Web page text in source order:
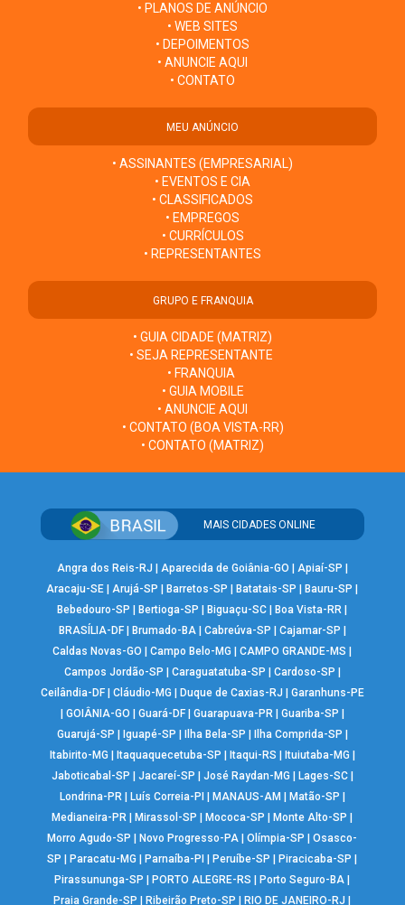
• PLANOS DE ANÚNCIO
• WEB SITES
• DEPOIMENTOS
• ANUNCIE AQUI
• CONTATO
MEU ANÚNCIO
• ASSINANTES (EMPRESARIAL)
• EVENTOS E CIA
• CLASSIFICADOS
• EMPREGOS
• CURRÍCULOS
• REPRESENTANTES
GRUPO E FRANQUIA
• GUIA CIDADE (MATRIZ)
• SEJA REPRESENTANTE
• FRANQUIA
• GUIA MOBILE
• ANUNCIE AQUI
• CONTATO (BOA VISTA-RR)
• CONTATO (MATRIZ)
MAIS CIDADES ONLINE
Angra dos Reis-RJ Aparecida de Goiânia-GO Apiaí-SP
Aracaju-SE |Arujá-SP Barretos-SP Batatais-SP Bauru-SP
Bebedouro-SP
Bertioga-SP Biguaçu-SC Boa Vista-RR
BRASÍLIA-DF| Brumado-BA| Cabreúva-SP Cajamar-SP
Caldas Novas-GO
|Campo Belo-MG |CAMPO GRANDE-MS
Campos Jordão-SP
Caraguatatuba-SP Cardoso-SP
Ceilândia-DF| Cláudio-MG Duque de Caxias-RJ
Garanhuns-PE
GOIÂNIA-GO Guará-DF| Guarapuava-PR| Guariba-SP
Guarujá-SP
Iguapé-SP Ilha Bela-SP Ilha Comprida-SP
Itabirito-MG
Itaquaquecetuba-SP Itaqui-RS Ituiutaba-MG
Jaboticabal-SP
Jacareí-SP José Raydan-MG Lages-SC|
Londrina-PR| Luís Correia-PI MANAUS-AM Matão-SP
Medianeira-PR
Mirassol-SP Mococa-SP Monte Alto-SP
Morro Agudo-SP
Novo Progresso-PA |Olímpia-SP |Osasco-
SP
Paracatu-MG Parnaíba-PI Peruíbe-SP Piracicaba-SP
Pirassununga-SP
PORTO ALEGRE-RS Porto Seguro-BA
Praia Grande-SP
Ribeirão Preto-SP RIO DE JANEIRO-RJ